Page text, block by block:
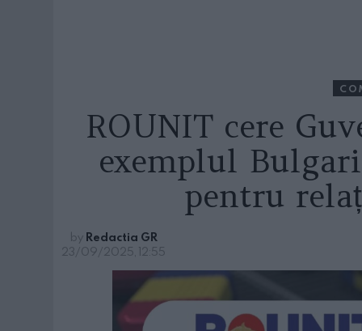
ROUNIT cere
exemplul
pentru
by Redactia GR
23/09/2025, 12:55